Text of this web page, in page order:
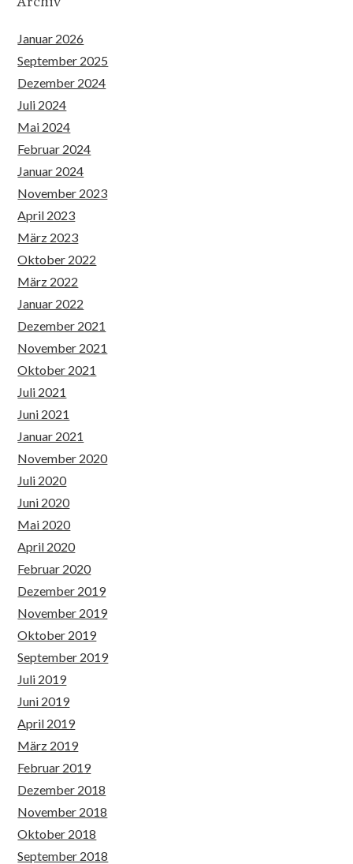
Januar 2026
September 2025
Dezember 2024
Juli 2024
Mai 2024
Februar 2024
Januar 2024
November 2023
April 2023
März 2023
Oktober 2022
März 2022
Januar 2022
Dezember 2021
November 2021
Oktober 2021
Juli 2021
Juni 2021
Januar 2021
November 2020
Juli 2020
Juni 2020
Mai 2020
April 2020
Februar 2020
Dezember 2019
November 2019
Oktober 2019
September 2019
Juli 2019
Juni 2019
April 2019
März 2019
Februar 2019
Dezember 2018
November 2018
Oktober 2018
September 2018